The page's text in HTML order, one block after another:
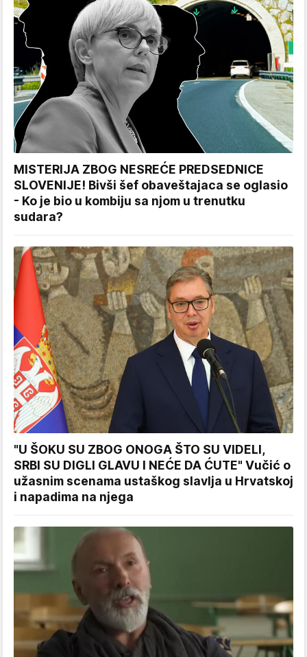
MISTERIJA ZBOG NESREĆE PREDSEDNICE
SLOVENIJE! Bivši šef obaveštajaca se oglasio
- Ko je bio u kombiju sa njom u trenutku
sudara?
"U ŠOKU SU ZBOG ONOGA ŠTO SU VIDELI,
SRBI SU DIGLI GLAVU I NEĆE DA ĆUTE" Vučić o
užasnim scenama ustaškog slavlja u Hrvatskoj
i napadima na njega